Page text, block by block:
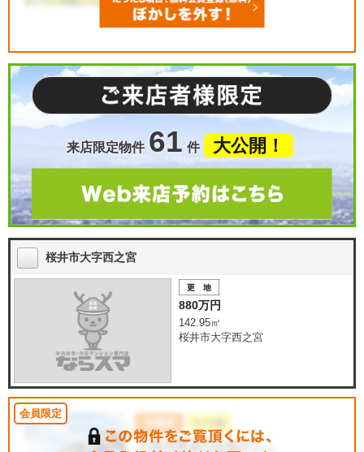
来店限定物件 61 件 大公開！
桜井市大字西之宮
880万円
142.95㎡
桜井市大字西之宮